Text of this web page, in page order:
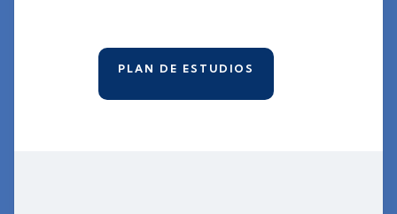
PLAN DE ESTUDIOS